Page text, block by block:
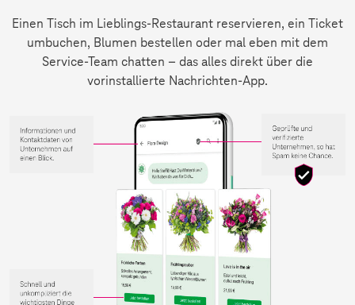
Einen Tisch im Lieblings-Restaurant reservieren, ein Ticket
umbuchen, Blumen bestellen oder mal eben mit dem
Service-Team chatten – das alles direkt über die
vorinstallierte Nachrichten-App.